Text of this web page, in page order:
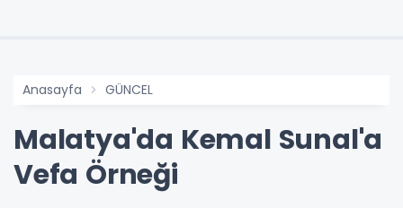
Anasayfa GÜNCEL
Malatya'da Kemal Sunal'a
Vefa Örneği